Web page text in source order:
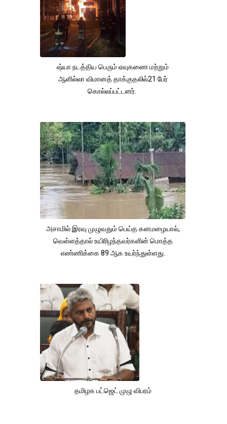
ஷ்யா நடத்திய பெரும் ஏவுகணை மற்றும்
ஆளில்லா விமானத் தாக்குதலில்21 பேர்
கொல்லப்பட்டனர்.
அசாமில் இரவு முழுவதும் பெய்த கனமழையால்,
வெள்ளத்தால் உயிரிழந்தவர்களின் மொத்த
எண்ணிக்கை 89 ஆக உயர்ந்துள்ளது.
தமிழக பட்ஜெட் முழு விபரம்